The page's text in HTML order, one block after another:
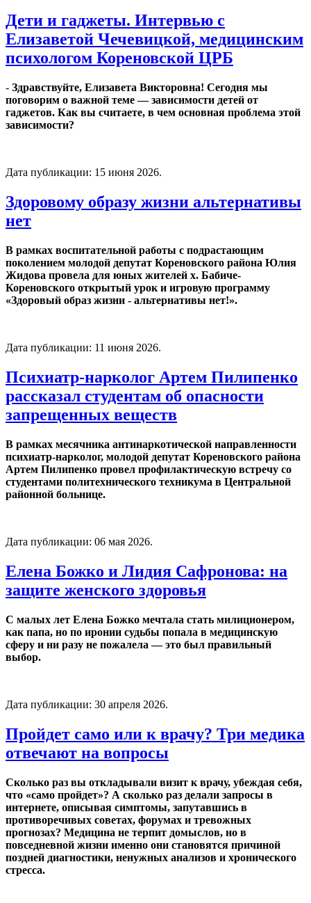
Дети и гаджеты. Интервью с
Елизаветой Чечевицкой, медицинским
психологом Кореновской ЦРБ
- Здравствуйте, Елизавета Викторовна! Сегодня мы
поговорим о важной теме — зависимости детей от
гаджетов. Как вы считаете, в чем основная проблема этой
зависимости?
Дата публикации: 15 июня 2026.
Здоровому образу жизни альтернативы
нет
В рамках воспитательной работы с подрастающим
поколением молодой депутат Кореновского района Юлия
Жидова провела для юных жителей х. Бабиче-
Кореновского открытый урок и игровую программу
«Здоровый образ жизни - альтернативы нет!».
Дата публикации: 11 июня 2026.
Психиатр-нарколог Артем Пилипенко
рассказал студентам об опасности
запрещенных веществ
В рамках месячника антинаркотической направленности
психиатр-нарколог, молодой депутат Кореновского района
Артем Пилипенко провел профилактическую встречу со
студентами политехнического техникума в Центральной
районной больнице.
Дата публикации: 06 мая 2026.
Елена Божко и Лидия Сафронова: на
защите женского здоровья
С малых лет Елена Божко мечтала стать милиционером,
как папа, но по иронии судьбы попала в медицинскую
сферу и ни разу не пожалела — это был правильный
выбор.
Дата публикации: 30 апреля 2026.
Пройдет само или к врачу? Три медика
отвечают на вопросы
Сколько раз вы откладывали визит к врачу, убеждая себя,
что «само пройдет»? А сколько раз делали запросы в
интернете, описывая симптомы, запутавшись в
противоречивых советах, форумах и тревожных
прогнозах? Медицина не терпит домыслов, но в
повседневной жизни именно они становятся причиной
поздней диагностики, ненужных анализов и хронического
стресса.